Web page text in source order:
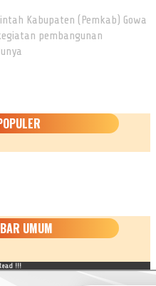
Kabupaten (Pemkab) Gowa
pembangunan
UMUM
!!!